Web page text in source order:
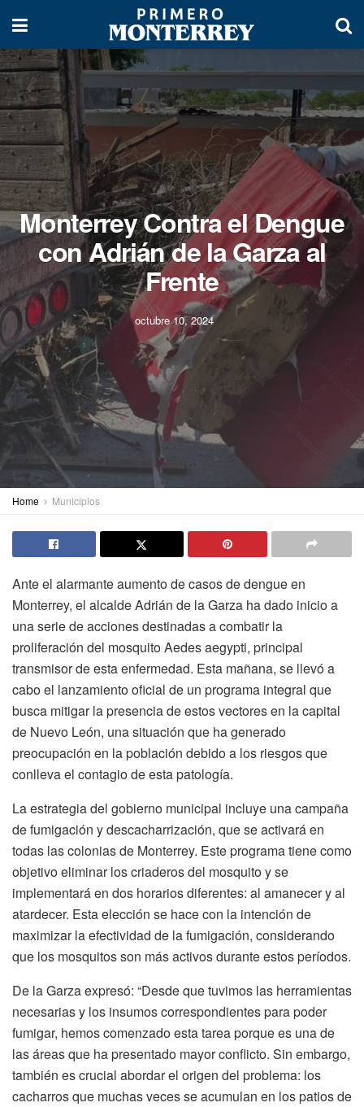
Monterrey Contra el Dengue
con Adrián de la Garza al
Frente
octubre 10, 2024
Home Municipios
Ante el alarmante aumento de casos de dengue en
Monterrey, el alcalde Adrián de la Garza ha dado inicio a
una serie de acciones destinadas a combatir la
proliferación del mosquito Aedes aegypti, principal
transmisor de esta enfermedad. Esta mañana, se llevó a
cabo el lanzamiento oficial de un programa integral que
busca mitigar la presencia de estos vectores en la capital
de Nuevo León, una situación que ha generado
preocupación en la población debido a los riesgos que
conlleva el contagio de esta patología.
La estrategia del gobierno municipal incluye una campaña
de fumigación y descacharrización, que se activará en
todas las colonias de Monterrey. Este programa tiene como
objetivo eliminar los criaderos del mosquito y se
implementará en dos horarios diferentes: al amanecer y al
atardecer. Esta elección se hace con la intención de
maximizar la efectividad de la fumigación, considerando
que los mosquitos son más activos durante estos períodos.
De la Garza expresó: “Desde que tuvimos las herramientas
necesarias y los insumos correspondientes para poder
fumigar, hemos comenzado esta tarea porque es una de
las áreas que ha presentado mayor conflicto. Sin embargo,
también es crucial abordar el origen del problema: los
cacharros que muchas veces se acumulan en los patios de